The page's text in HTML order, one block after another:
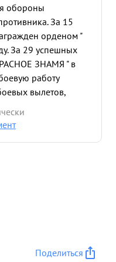
тов. ЛУНЬКОВА
КИАП и экипажи
БОЕВЫХ
с НЕМЕЦКИМИ
МУЖЕСТВА и
обороны
За 15
орденом "
За 29 успешных
ЗНАМЯ " в
работу
вылетов,
оквагу. Например -
полка была
ВОРОВЕ. в
Поделиться